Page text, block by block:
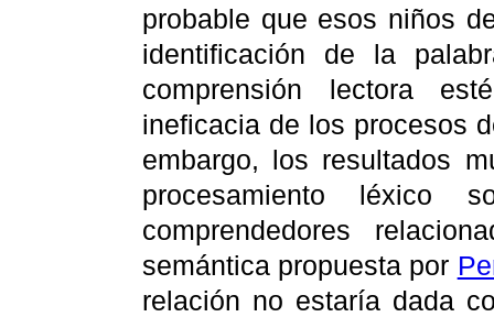
probable que esos niños
identificación de la
comprensión lectora
ineficacia de los procesos
embargo, los resultados
procesamiento léxico
comprendedores
semántica propuesta por
relación no estaría dada